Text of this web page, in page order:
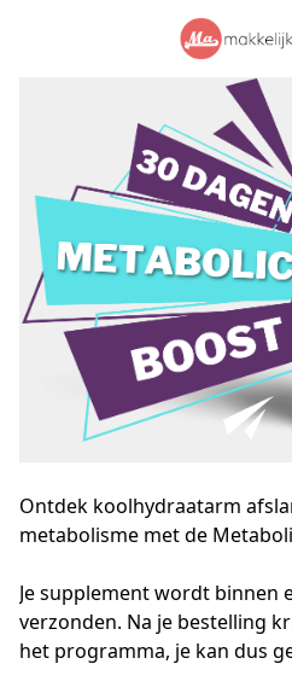
Ontdek koolhydraatarm
metabolisme met de
Je supplement wordt binnen
verzonden. Na je bestelling
het programma, je kan dus